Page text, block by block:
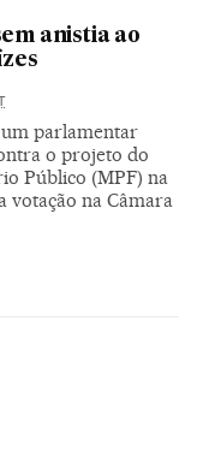
anistia ao
parlamentar
o projeto do
Público (MPF) na
votação na Câmara